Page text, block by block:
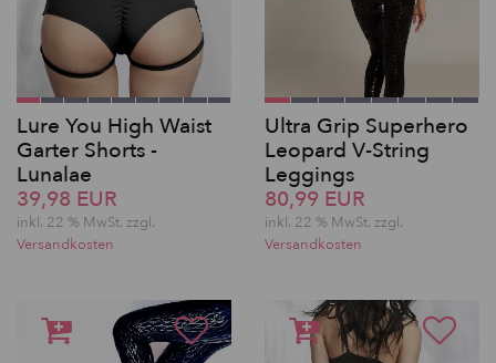
Lure You High Waist
Garter Shorts -
Lunalae
39,98 EUR
inkl. 22 % MwSt. zzgl.
Versandkosten
Ultra Grip Superhero
Leopard V-String
Leggings
80,99 EUR
inkl. 22 % MwSt. zzgl.
Versandkosten